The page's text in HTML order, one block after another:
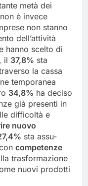
metà dei
è invece
non stanno
dell’attività
hanno scelto di
il 37,8% sta
la cassa
temporanea
34,8% ha deciso
già presenti in
difficoltà e
nuovo
sta assu-
competenze
trasformazione
nuovi prodotti